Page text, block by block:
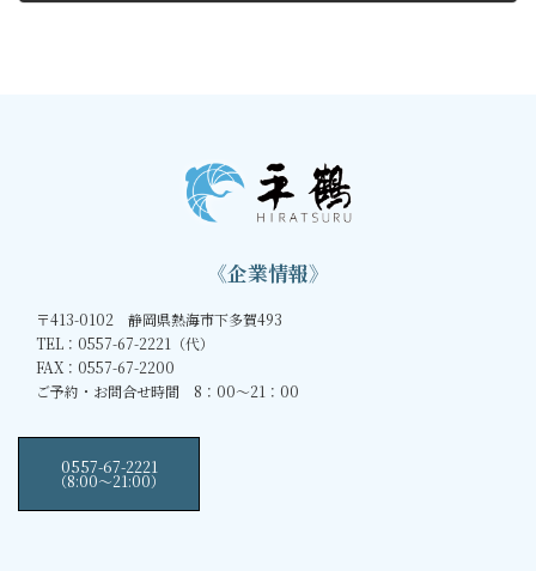
《企業情報》
〒413-0102 静岡県熱海市下多賀493
TEL：0557-67-2221（代）
FAX：0557-67-2200
ご予約・お問合せ時間 8：00～21：00
0557-67-2221
（8:00〜21:00）